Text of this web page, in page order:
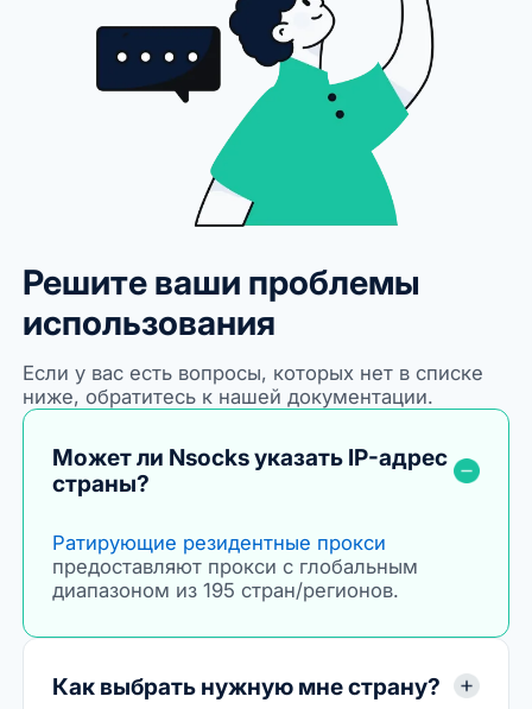
Решите ваши проблемы
использования
Если у вас есть вопросы, которых нет в списке
ниже, обратитесь к нашей документации.
Может ли Nsocks указать IP-адрес
страны?
Ратирующие резидентные прокси
предоставляют прокси с глобальным
диапазоном из 195 стран/регионов.
Как выбрать нужную мне страну?